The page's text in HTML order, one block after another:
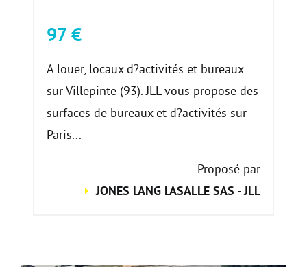
97 €
A louer, locaux d?activités et bureaux
sur Villepinte (93). JLL vous propose des
surfaces de bureaux et d?activités sur
Paris...
Proposé par
JONES LANG LASALLE SAS - JLL